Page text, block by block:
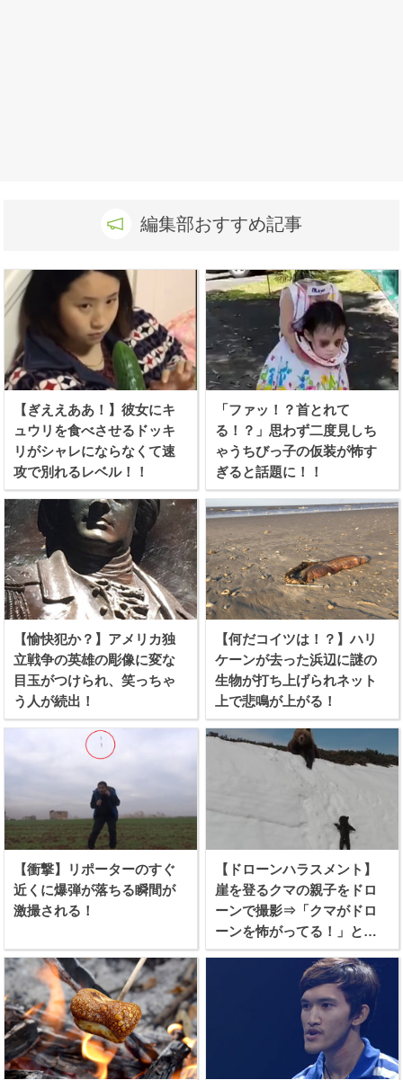
編集部おすすめ記事
【ぎええああ！】彼女にキ
ュウリを食べさせるドッキ
リがシャレにならなくて速
攻で別れるレベル！！
「ファッ！？首とれて
る！？」思わず二度見しち
ゃうちびっ子の仮装が怖す
ぎると話題に！！
【愉快犯か？】アメリカ独
立戦争の英雄の彫像に変な
目玉がつけられ、笑っちゃ
う人が続出！
【何だコイツは！？】ハリ
ケーンが去った浜辺に謎の
生物が打ち上げられネット
上で悲鳴が上がる！
【衝撃】リポーターのすぐ
近くに爆弾が落ちる瞬間が
激撮される！
【ドローンハラスメント】
崖を登るクマの親子をドロ
ーンで撮影⇒「クマがドロ
ーンを怖がってる！」と批
難殺到！